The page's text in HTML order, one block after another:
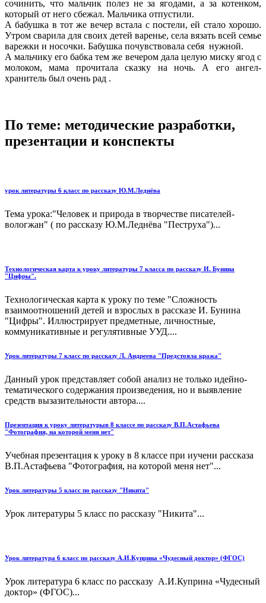
сочинить, что мальчик полез не за ягодами, а за котенком,
который от него сбежал. Мальчика отпустили.
А бабушка в тот же вечер встала с постели, ей стало хорошо.
Утром сварила для своих детей варенье, села вязать всей семье
варежки и носочки. Бабушка почувствовала себя нужной.
А мальчику его бабка тем же вечером дала целую миску ягод с
молоком, мама прочитала сказку на ночь. А его ангел-
хранитель был очень рад .
По теме: методические разработки,
презентации и конспекты
урок литературы 6 класс по рассказу Ю.М.Леднёва
Тема урока:"Человек и природа в творчестве писателей-
вологжан" ( по рассказу Ю.М.Леднёва "Пеструха")...
Технологическая карта к уроку литературы 7 класса по рассказу И. Бунина
"Цифры".
Технологическая карта к уроку по теме "Сложность
взаимоотношений детей и взрослых в рассказе И. Бунина
"Цифры". Иллюстрирует предметные, личностные,
коммуникативные и регулятивные УУД....
Урок литературы 7 класс по рассказу Л. Андреева "Предстояла кража"
Данный урок представляет собой анализ не только идейно-
тематического содержания произведения, но и выявление
средств вызазительности автора....
Презентация к уроку литературыв 8 классе по рассказу В.П.Астафьева
"Фотография, на которой меня нет"
Учебная презентация к уроку в 8 классе при иучени рассказа
В.П.Астафьева "Фотография, на которой меня нет"...
Урок литературы 5 класс по рассказу "Никита"
Урок литературы 5 класс по рассказу "Никита"...
Урок литература 6 класс по рассказу А.И.Куприна «Чудесный доктор» (ФГОС)
Урок литература 6 класс по рассказу А.И.Куприна «Чудесный
доктор» (ФГОС)...